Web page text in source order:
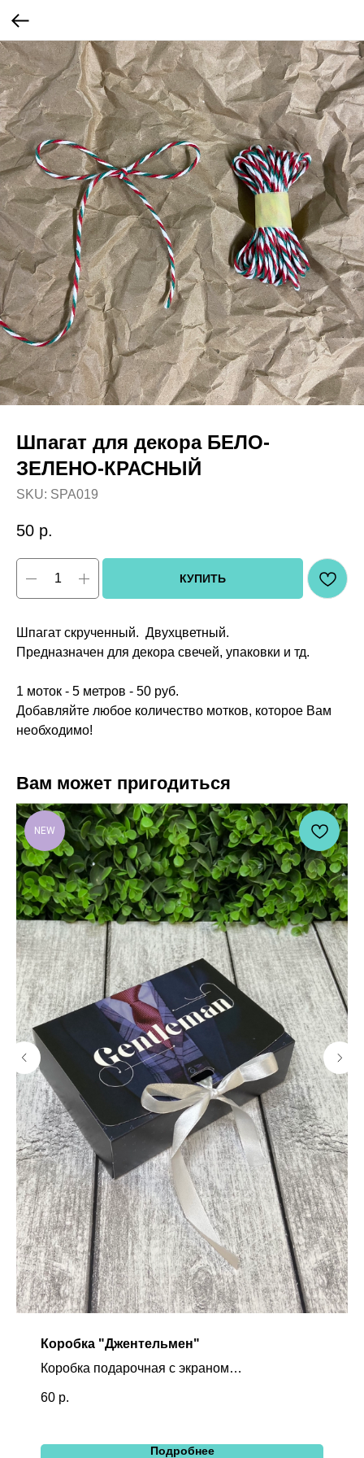
Шпагат для декора БЕЛО-
ЗЕЛЕНО-КРАСНЫЙ
SKU: SPA019
50 р.
КУПИТЬ
Шпагат скрученный. Двухцветный.
Предназначен для декора свечей, упаковки и тд.
1 моток - 5 метров - 50 руб.
Добавляйте любое количество мотков, которое Вам
необходимо!
Вам может пригодиться
NEW
Коробка "Джентельмен"
Коробка подарочная с экраном
60 р.
Подробнее